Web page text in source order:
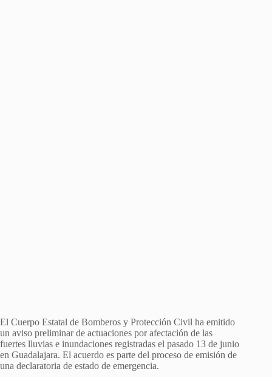
El Cuerpo Estatal de Bomberos y Protección Civil ha emitido
un aviso preliminar de actuaciones por afectación de las
fuertes lluvias e inundaciones registradas el pasado 13 de junio
en Guadalajara. El acuerdo es parte del proceso de emisión de
una declaratoria de estado de emergencia.